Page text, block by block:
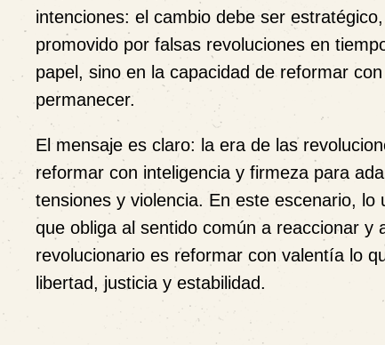
intenciones: el cambio debe ser
promovido por falsas revoluciones en
papel, sino en la capacidad de reformar
permanecer.
El mensaje es claro: la era de las
reformar con inteligencia y firmeza para
tensiones y violencia. En este escenario,
que obliga al sentido común a reaccionar y
revolucionario es reformar con valentía lo
libertad, justicia y estabilidad.